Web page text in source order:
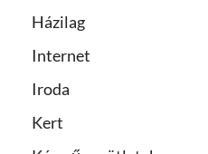
Házilag
Internet
Iroda
Kert